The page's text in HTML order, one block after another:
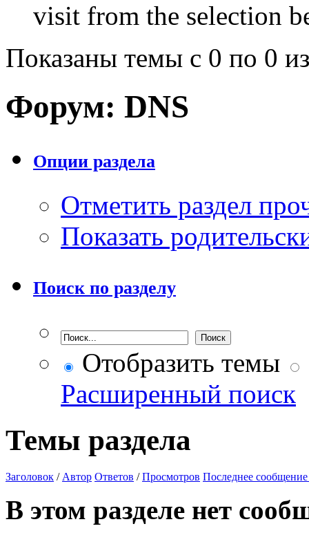
visit from the selection
Показаны темы с 0 по 0
Форум: DNS
Опции раздела
Отметить раздел
Показать
Поиск по разделу
Отобразить темы
Расширенный поиск
Темы раздела
Заголовок / Автор Ответов /Просмотров Последнее сообщение
В этом разделе нет